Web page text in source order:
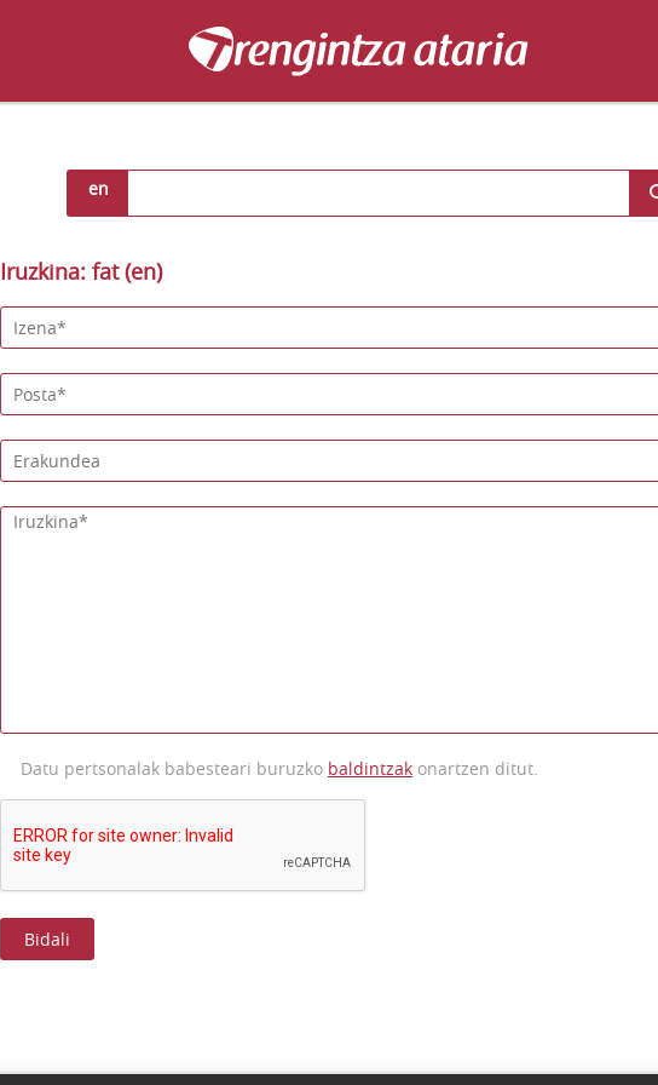
en
Iruzkina: fat (en)
Datu pertsonalak babesteari buruzko baldintzak onartzen ditut.